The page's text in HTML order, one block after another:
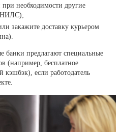
при необходимости другие
закажите доставку курьером
банки предлагают специальные
(например, бесплатное
если работодатель